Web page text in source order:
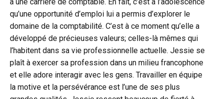
qu’une opportunité d’emploi lui a permis d’explorer le
domaine de la comptabilité. C’est à ce moment qu’elle a
développé de précieuses valeurs; celles-là mêmes qui
l’habitent dans sa vie professionnelle actuelle. Jessie se
plaît à exercer sa profession dans un milieu francophone
et elle adore interagir avec les gens. Travailler en équipe
la motive et la persévérance est l’une de ses plus